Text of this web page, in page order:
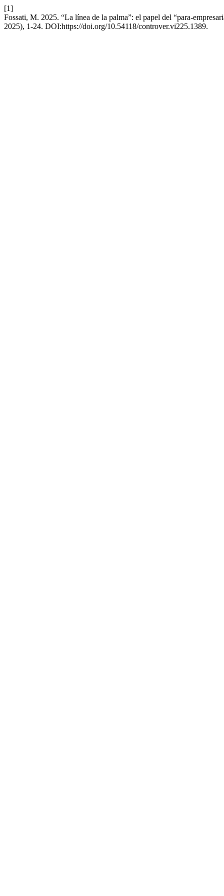
[1]
Fossati, M. 2025. “La línea de la palma”: el papel del “para-
2025), 1-24. DOI:https://doi.org/10.54118/controver.vi225.1389.